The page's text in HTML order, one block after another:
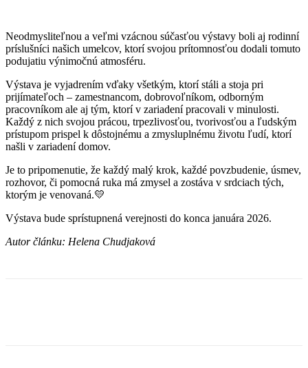
Neodmysliteľnou a veľmi vzácnou súčasťou výstavy boli aj rodinní
príslušníci našich umelcov, ktorí svojou prítomnosťou dodali tomuto
podujatiu výnimočnú atmosféru.
Výstava je vyjadrením vďaky všetkým, ktorí stáli a stoja pri
prijímateľoch – zamestnancom, dobrovoľníkom, odborným
pracovníkom ale aj tým, ktorí v zariadení pracovali v minulosti.
Každý z nich svojou prácou, trpezlivosťou, tvorivosťou a ľudským
prístupom prispel k dôstojnému a zmysluplnému životu ľudí, ktorí
našli v zariadení domov.
Je to pripomenutie, že každý malý krok, každé povzbudenie, úsmev,
rozhovor, či pomocná ruka má zmysel a zostáva v srdciach tých,
ktorým je venovaná.💛
Výstava bude sprístupnená verejnosti do konca januára 2026.
Autor článku: Helena Chudjaková